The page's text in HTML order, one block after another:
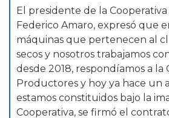
El presidente de la Cooperativa
Federico Amaro, expresó que
máquinas que pertenecen al
secos y nosotros trabajamos
desde 2018, respondíamos a la
Productores y hoy ya hace un
estamos constituidos bajo la
Cooperativa, se firmó el